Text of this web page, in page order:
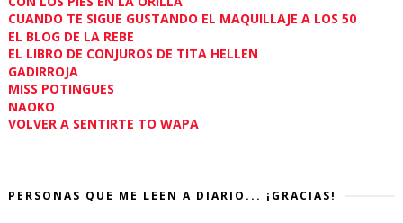
CUANDO TE SIGUE GUSTANDO EL MAQUILLAJE A LOS 50
EL BLOG DE LA REBE
EL LIBRO DE CONJUROS DE TITA HELLEN
GADIRROJA
MISS POTINGUES
NAOKO
VOLVER A SENTIRTE TO WAPA
PERSONAS QUE ME LEEN A DIARIO... ¡GRACIAS!